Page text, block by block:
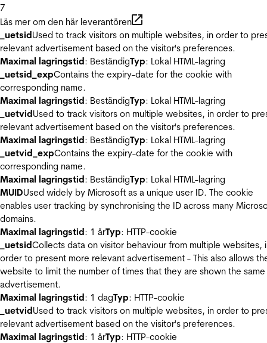
7
Läs mer om den här leverantören
_uetsidUsed to track visitors on multiple websites, in order to
relevant advertisement based on the visitor's preferences.
Maximal lagringstid: BeständigTyp: Lokal HTML-lagring
_uetsid_expContains the expiry-date for the cookie with
corresponding name.
Maximal lagringstid: BeständigTyp: Lokal HTML-lagring
_uetvidUsed to track visitors on multiple websites, in order to
relevant advertisement based on the visitor's preferences.
Maximal lagringstid: BeständigTyp: Lokal HTML-lagring
_uetvid_expContains the expiry-date for the cookie with
corresponding name.
Maximal lagringstid: BeständigTyp: Lokal HTML-lagring
MUIDUsed widely by Microsoft as a unique user ID. The cookie
enables user tracking by synchronising the ID across many
domains.
Maximal lagringstid: 1 årTyp: HTTP-cookie
_uetsidCollects data on visitor behaviour from multiple websites,
order to present more relevant advertisement - This also allows
website to limit the number of times that they are shown the same
advertisement.
Maximal lagringstid: 1 dagTyp: HTTP-cookie
_uetvidUsed to track visitors on multiple websites, in order to
relevant advertisement based on the visitor's preferences.
Maximal lagringstid: 1 årTyp: HTTP-cookie